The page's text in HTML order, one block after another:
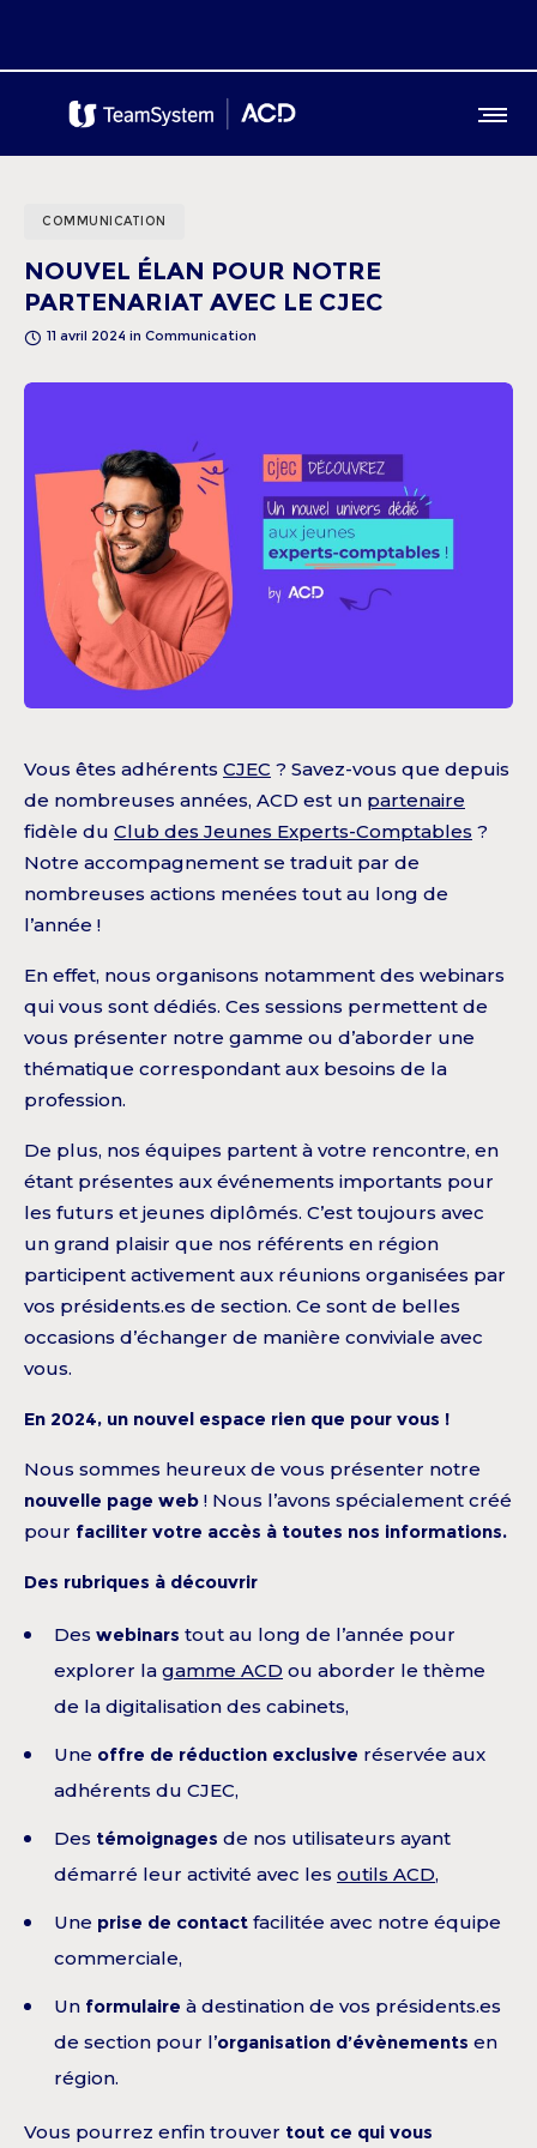
COMMUNICATION
NOUVEL ÉLAN POUR NOTRE
PARTENARIAT AVEC LE CJEC
11 avril 2024 in Communication
Vous êtes adhérents CJEC ? Savez-vous que depuis
de nombreuses années, ACD est un partenaire
fidèle du Club des Jeunes Experts-Comptables ?
Notre accompagnement se traduit par de
nombreuses actions menées tout au long de
l’année !
En effet, nous organisons notamment des webinars
qui vous sont dédiés. Ces sessions permettent de
vous présenter notre gamme ou d’aborder une
thématique correspondant aux besoins de la
profession.
De plus, nos équipes partent à votre rencontre, en
étant présentes aux événements importants pour
les futurs et jeunes diplômés. C’est toujours avec
un grand plaisir que nos référents en région
participent activement aux réunions organisées par
vos présidents.es de section. Ce sont de belles
occasions d’échanger de manière conviviale avec
vous.
En 2024, un nouvel espace rien que pour vous !
Nous sommes heureux de vous présenter notre
nouvelle page web ! Nous l’avons spécialement créé
pour faciliter votre accès à toutes nos informations.
Des rubriques à découvrir
Des webinars tout au long de l’année pour
explorer la gamme ACD ou aborder le thème
de la digitalisation des cabinets,
Une offre de réduction exclusive réservée aux
adhérents du CJEC,
Des témoignages de nos utilisateurs ayant
démarré leur activité avec les outils ACD,
Une prise de contact facilitée avec notre équipe
commerciale,
Un formulaire à destination de vos présidents.es
de section pour l’organisation d’évènements en
région.
Vous pourrez enfin trouver tout ce qui vous